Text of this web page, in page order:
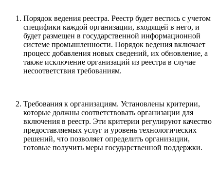
Порядок ведения реестра. Реестр будет вестись с учетом
специфики каждой организации, входящей в него, и
будет размещен в государственной информационной
системе промышленности. Порядок ведения включает
процесс добавления новых сведений, их обновление, а
также исключение организаций из реестра в случае
несоответствия требованиям.
Требования к организациям. Установлены критерии,
которые должны соответствовать организации для
включения в реестр. Эти критерии регулируют качество
предоставляемых услуг и уровень технологических
решений, что позволяет определить организации,
готовые получить меры государственной поддержки.